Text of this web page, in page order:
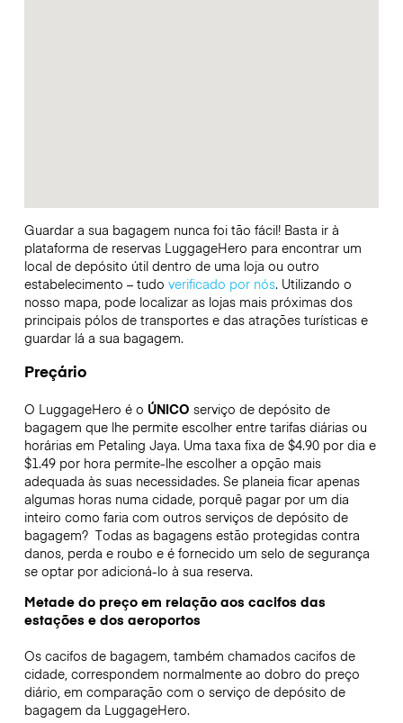
Guardar a sua bagagem nunca foi tão fácil! Basta ir à
plataforma de reservas LuggageHero para encontrar um
local de depósito útil dentro de uma loja ou outro
estabelecimento – tudo verificado por nós. Utilizando o
nosso mapa, pode localizar as lojas mais próximas dos
principais pólos de transportes e das atrações turísticas e
guardar lá a sua bagagem.
Preçário
O LuggageHero é o ÚNICO serviço de depósito de
bagagem que lhe permite escolher entre tarifas diárias ou
horárias em Petaling Jaya. Uma taxa fixa de $4.90 por dia e
$1.49 por hora permite-lhe escolher a opção mais
adequada às suas necessidades. Se planeia ficar apenas
algumas horas numa cidade, porquê pagar por um dia
inteiro como faria com outros serviços de depósito de
bagagem? Todas as bagagens estão protegidas contra
danos, perda e roubo e é fornecido um selo de segurança
se optar por adicioná-lo à sua reserva.
Metade do preço em relação aos cacifos das
estações e dos aeroportos
Os cacifos de bagagem, também chamados cacifos de
cidade, correspondem normalmente ao dobro do preço
diário, em comparação com o serviço de depósito de
bagagem da LuggageHero.